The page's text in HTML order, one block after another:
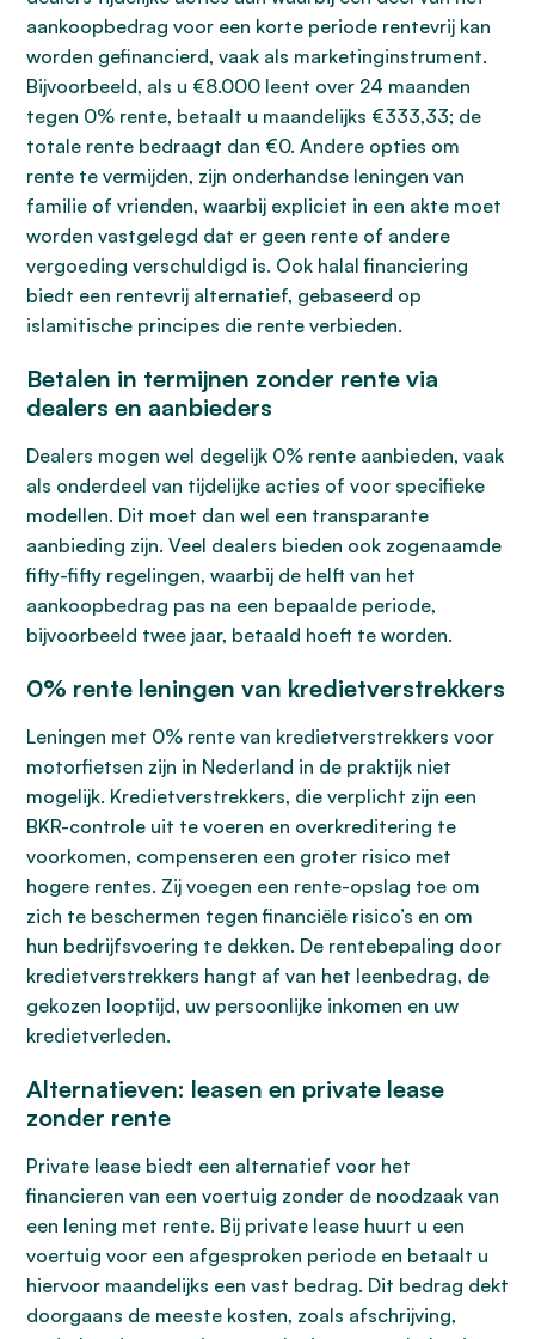
aankoopbedrag voor een korte periode rentevrij kan
worden gefinancierd, vaak als marketinginstrument.
Bijvoorbeeld, als u €8.000 leent over 24 maanden
tegen 0% rente, betaalt u maandelijks €333,33; de
totale rente bedraagt dan €0. Andere opties om
rente te vermijden, zijn onderhandse leningen van
familie of vrienden, waarbij expliciet in een akte moet
worden vastgelegd dat er geen rente of andere
vergoeding verschuldigd is. Ook halal financiering
biedt een rentevrij alternatief, gebaseerd op
islamitische principes die rente verbieden.
Betalen in termijnen zonder rente via
dealers en aanbieders
Dealers mogen wel degelijk 0% rente aanbieden, vaak
als onderdeel van tijdelijke acties of voor specifieke
modellen. Dit moet dan wel een transparante
aanbieding zijn. Veel dealers bieden ook zogenaamde
fifty-fifty regelingen, waarbij de helft van het
aankoopbedrag pas na een bepaalde periode,
bijvoorbeeld twee jaar, betaald hoeft te worden.
0% rente leningen van kredietverstrekkers
Leningen met 0% rente van kredietverstrekkers voor
motorfietsen zijn in Nederland in de praktijk niet
mogelijk. Kredietverstrekkers, die verplicht zijn een
BKR-controle uit te voeren en overkreditering te
voorkomen, compenseren een groter risico met
hogere rentes. Zij voegen een rente-opslag toe om
zich te beschermen tegen financiële risico’s en om
hun bedrijfsvoering te dekken. De rentebepaling door
kredietverstrekkers hangt af van het leenbedrag, de
gekozen looptijd, uw persoonlijke inkomen en uw
kredietverleden.
Alternatieven: leasen en private lease
zonder rente
Private lease biedt een alternatief voor het
financieren van een voertuig zonder de noodzaak van
een lening met rente. Bij private lease huurt u een
voertuig voor een afgesproken periode en betaalt u
hiervoor maandelijks een vast bedrag. Dit bedrag dekt
doorgaans de meeste kosten, zoals afschrijving,